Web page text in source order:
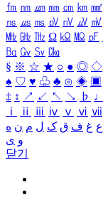
㎙ ㎚ ㎛ ㎜ ㎝ ㎞ ㎟
㎱ ㎲ ㎳ ㎴ ㎵ ㎶ ㎷
㎒ ㎓ ㎔ Ω ㏀ ㏁ ㎊
㏃ ㏉ ㏜ ㏆
§ ※ ☆ ★ ○ ● ◎ ◇
♠ ♡ ♥ ♧ ♣ ⊙ ◈ ▣
‡ ↕ ↗ ↙ ↖ ↘ ♭ ♩
ⅰ
ⅱ ⅲ ⅳ ⅴ ⅵ ⅶ
ع غ ف ق ک ل م ن ه
و ی
닫기